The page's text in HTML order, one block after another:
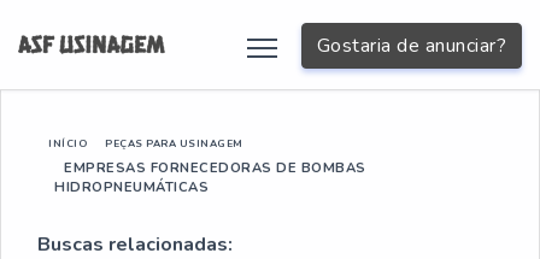
Gostaria de anunciar?
INÍCIO PEÇAS PARA USINAGEM
EMPRESAS FORNECEDORAS DE BOMBAS
HIDROPNEUMÁTICAS
Buscas relacionadas: